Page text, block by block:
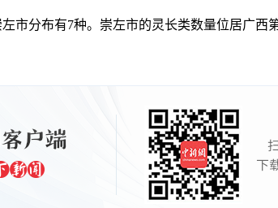
分布有7种。崇左市的灵长类数量位居广西